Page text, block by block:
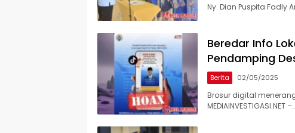
Ny. Dian Puspita Fadly
Beredar Info
Pendamping
Berita 02/05/2025
Brosur digital
MEDIAINVESTIGASI.NET –…